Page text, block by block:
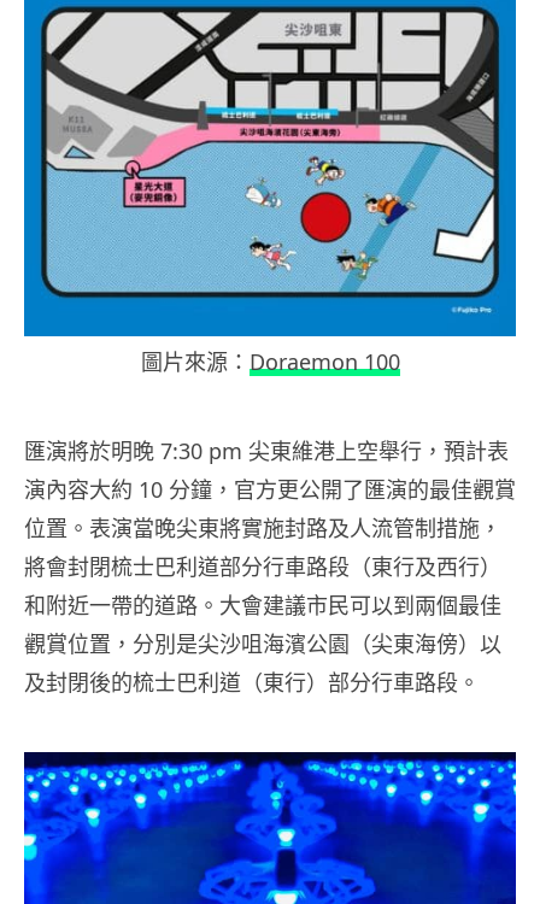
圖片來源： Doraemon 100
匯演將於明晚 7:30 pm 尖東維港上空舉行，預計表
演內容大約 10 分鐘，官方更公開了匯演的最佳觀賞
位置。表演當晚尖東將實施封路及人流管制措施，
將會封閉梳士巴利道部分行車路段（東行及西行）
和附近一帶的道路。大會建議市民可以到兩個最佳
觀賞位置，分別是尖沙咀海濱公園（尖東海傍）以
及封閉後的梳士巴利道（東行）部分行車路段。